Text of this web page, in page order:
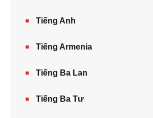
Tiếng Anh
Tiếng Armenia‎
Tiếng Ba Lan
Tiếng Ba Tư